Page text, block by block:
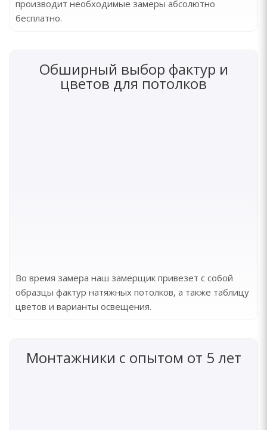
производит необходимые замеры абсолютно
бесплатно.
Обширный выбор фактур и
цветов для потолков
Во время замера наш замерщик привезет с собой
образцы фактур натяжных потолков, а также таблицу
цветов и варианты освещения.
Монтажники с опытом от 5 лет